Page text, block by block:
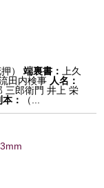
） 端裏書：
上久
田内検事 人名：
三郎衛門 井上 栄
： （...